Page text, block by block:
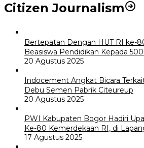
Citizen Journalism
Bertepatan Dengan HUT RI ke-
Beasiswa Pendidikan Kepada
20 Agustus 2025
Indocement Angkat Bicara
Debu Semen Pabrik Citeureup
20 Agustus 2025
PWI Kabupaten Bogor Hadiri
Ke-80 Kemerdekaan RI, di
17 Agustus 2025